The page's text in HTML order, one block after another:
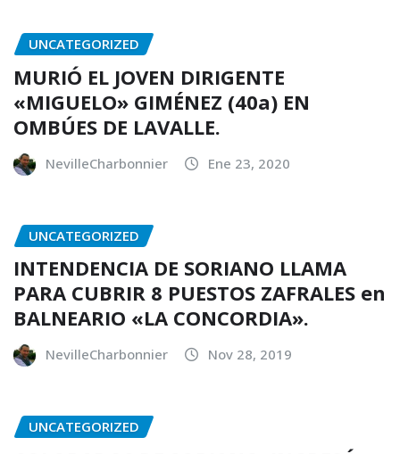
UNCATEGORIZED
MURIÓ EL JOVEN DIRIGENTE
«MIGUELO» GIMÉNEZ (40a) EN
OMBÚES DE LAVALLE.
NevilleCharbonnier Ene 23, 2020
UNCATEGORIZED
INTENDENCIA DE SORIANO LLAMA
PARA CUBRIR 8 PUESTOS ZAFRALES en
BALNEARIO «LA CONCORDIA».
NevilleCharbonnier Nov 28, 2019
UNCATEGORIZED